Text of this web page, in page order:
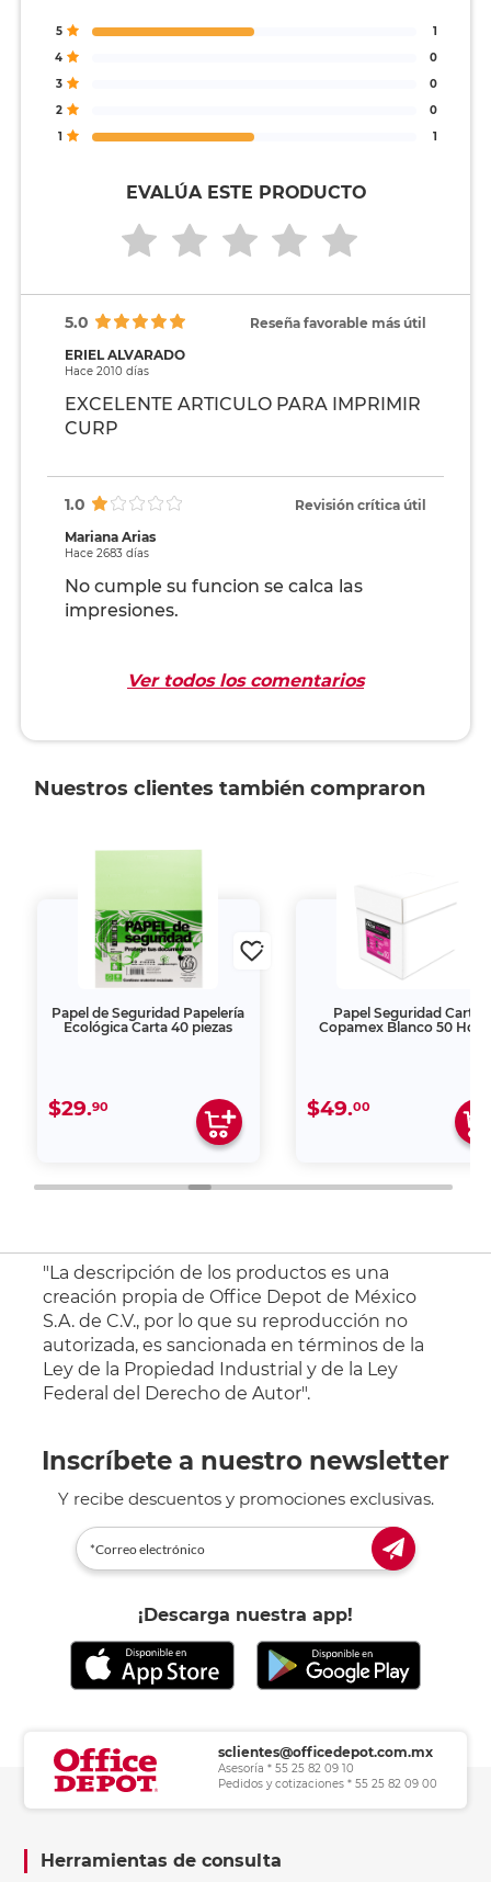
5
1
4
0
3
0
2
0
1
1
EVALÚA ESTE PRODUCTO
5.0
Reseña favorable más útil
ERIEL ALVARADO
Hace 2010 días
EXCELENTE ARTICULO PARA IMPRIMIR
CURP
1.0
Revisión crítica útil
Mariana Arias
Hace 2683 días
No cumple su funcion se calca las
impresiones.
Ver todos los comentarios
Nuestros clientes también compraron
Papel de Seguridad Papelería
Ecológica Carta 40 piezas
$29.90
Papel Seguridad Carta
Copamex Blanco 50
$49.00
"La descripción de los productos es una
creación propia de Office Depot de México
S.A. de C.V., por lo que su reproducción no
autorizada, es sancionada en términos de la
Ley de la Propiedad Industrial y de la Ley
Federal del Derecho de Autor".
Inscríbete a nuestro newsletter
Y recibe descuentos y promociones exclusivas.
¡Descarga nuestra app!
sclientes@officedepot.com.mx
Asesoría * 55 25 82 09 10
Pedidos y cotizaciones * 55 25 82 09 00
Herramientas de consulta